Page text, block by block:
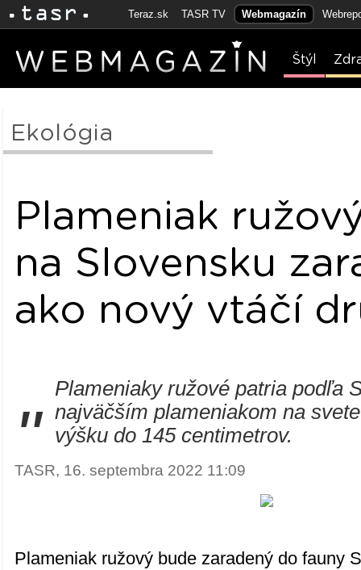
Teraz.sk TASR TV Webmagazín
Štýl
Ekológia
Plameniak
na Slovensku
ako nový vtáčí
"
Plameniaky ružové patria podľa
najväčším plameniakom na
výšku do 145 centimetrov.
TASR, 16. septembra 2022 11:09
Plameniak ružový bude zaradený do fauny